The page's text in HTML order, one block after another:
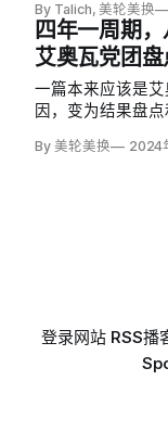
By Talich, 美轮美换
四年一周期
艾奥瓦党团
一篇本来应该是
因，变为结果盘
By 美轮美换 2024
登录网站 RSS播